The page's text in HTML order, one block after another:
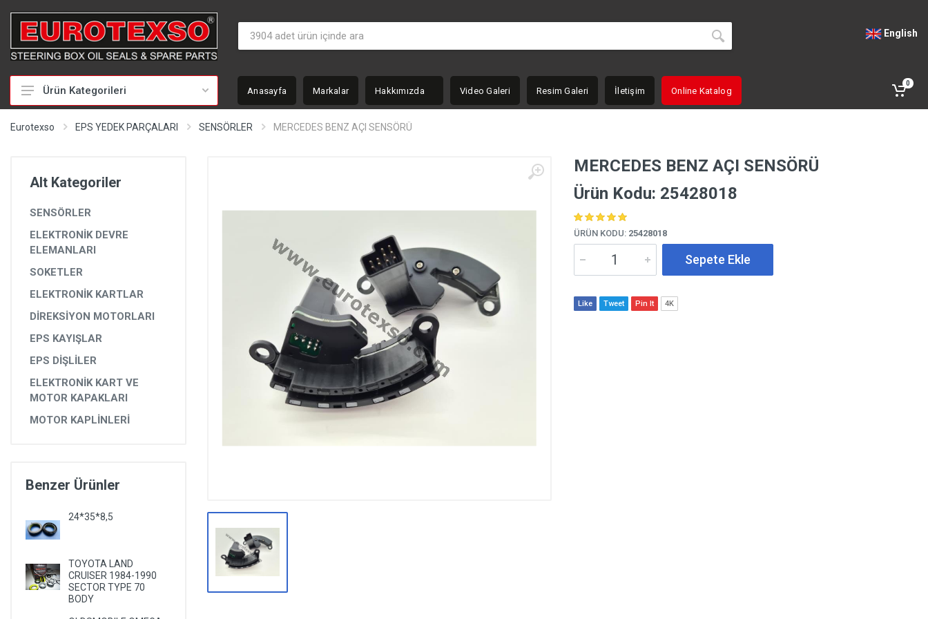
English
HİDROLİK DİREKSİYON TAMİR TAKIMLARI
SOMUNLAR VE KAPAKLAR
POMPALAR
POMPA YEDEK PARÇALARI
DİĞER YEDEK PARÇALAR
EPS YEDEK PARÇALARI
RULMANLAR
KÖRÜK VE KELEPÇELER
ALETLER VE ANAHTARLAR
Ürün Kategorileri Anasayfa Markalar Hakkımızda Video Galeri Resim Galeri İletişim Online Katalog
0
Eurotexso EPS YEDEK PARÇALARI SENSÖRLER MERCEDES BENZ AÇI SENSÖRÜ
Alt Kategoriler
SENSÖRLER
ELEKTRONİK DEVRE
ELEMANLARI
SOKETLER
ELEKTRONİK KARTLAR
DİREKSİYON MOTORLARI
EPS KAYIŞLAR
EPS DİŞLİLER
ELEKTRONİK KART VE
MOTOR KAPAKLARI
MOTOR KAPLİNLERİ
Benzer Ürünler
24*35*8,5
TOYOTA LAND
CRUISER 1984-1990
SECTOR TYPE 70
BODY
MERCEDES BENZ AÇI SENSÖRÜ
Ürün Kodu: 25428018
ÜRÜN KODU: 25428018
Sepete Ekle
Like Tweet Pin It 4K